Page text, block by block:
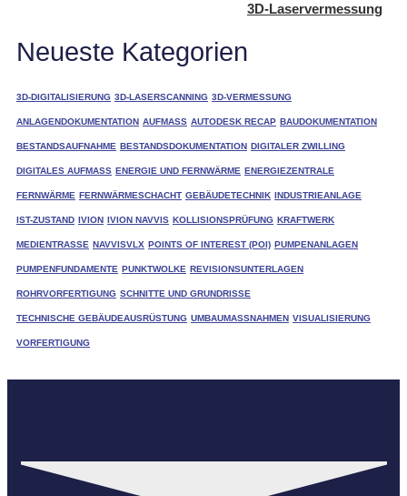
3D-Laservermessung
Neueste Kategorien
3D-DIGITALISIERUNG 3D-LASERSCANNING 3D-VERMESSUNG
ANLAGENDOKUMENTATION AUFMASS AUTODESK RECAP BAUDOKUMENTATION
BESTANDSAUFNAHME BESTANDSDOKUMENTATION DIGITALER ZWILLING
DIGITALES AUFMASS ENERGIE UND FERNWÄRME ENERGIEZENTRALE
FERNWÄRME FERNWÄRMESCHACHT GEBÄUDETECHNIK INDUSTRIEANLAGE
IST-ZUSTAND IVION IVION NAVVIS KOLLISIONSPRÜFUNG KRAFTWERK
MEDIENTRASSE NAVVISVLX POINTS OF INTEREST (POI) PUMPENANLAGEN
PUMPENFUNDAMENTE PUNKTWOLKE REVISIONSUNTERLAGEN
ROHRVORFERTIGUNG SCHNITTE UND GRUNDRISSE
TECHNISCHE GEBÄUDEAUSRÜSTUNG UMBAUMASSNAHMEN VISUALISIERUNG
VORFERTIGUNG